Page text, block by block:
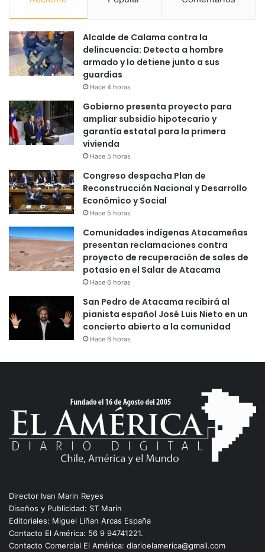
Alcalde de Calama contra la
delincuencia: Detecta a hombre
armado y lo detiene junto a sus
guardias
Hace 4 horas
Gobierno presenta proyecto para
ampliar subsidio hipotecario y
garantía estatal para la primera
vivienda
Hace 5 horas
Congreso despacha Plan de
Reconstrucción Nacional y Desarrollo
Económico y Social
Hace 5 horas
Comunidades indígenas Atacameñas
presentan reclamaciones contra
proyecto de recuperación de sales de
potasio en el Salar de Atacama
Hace 6 horas
San Pedro de Atacama recibirá al
pianista español José Luis Nieto en un
concierto abierto a la comunidad
Hace 6 horas
Director Ivan Marin Reyes
Diseños y Publicidad: ST Marín
Editoriales: Miguel Liñan Arcas España
Contacto El América: 56 9 94741221.
Contacto Comercial El América: diarioelamerica@gmail.com